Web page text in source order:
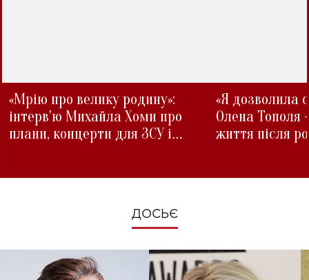
«Мрію про велику родину»:
інтерв'ю Михайла Хоми про
плани, концерти для ЗСУ і
«Я дозволила
Олена Тополя
життя після
ДОСЬЄ